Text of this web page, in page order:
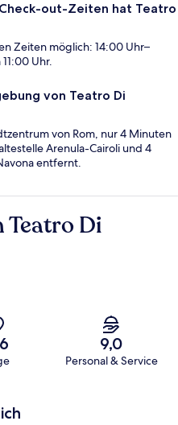
out-Zeiten hat Teatro
Zeiten möglich: 14:00 Uhr–
Uhr.
von Teatro Di
von Rom, nur 4 Minuten
Arenula-Cairoli und 4
entfernt.
Teatro Di
9,0
Personal & Service